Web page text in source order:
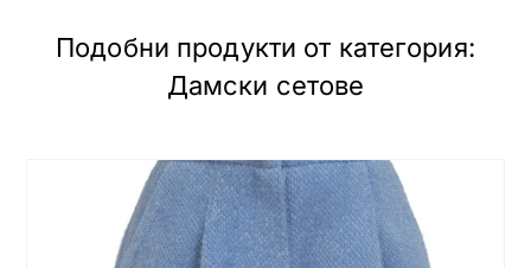
Подобни продукти от категория:
Дамски сетове